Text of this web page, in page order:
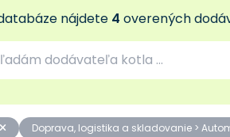
nájdete 4 overených
Doprava, logistika a skladovanie >